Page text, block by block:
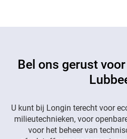
Bel ons gerust
U kunt bij Longin terecht voor
milieutechnieken, voor
voor het beheer van